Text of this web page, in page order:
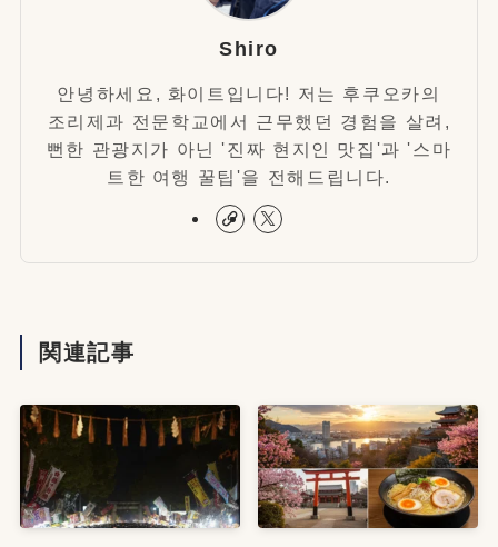
Shiro
안녕하세요, 화이트입니다! 저는 후쿠오카의
조리제과 전문학교에서 근무했던 경험을 살려,
뻔한 관광지가 아닌 '진짜 현지인 맛집'과 '스마
트한 여행 꿀팁'을 전해드립니다.
関連記事